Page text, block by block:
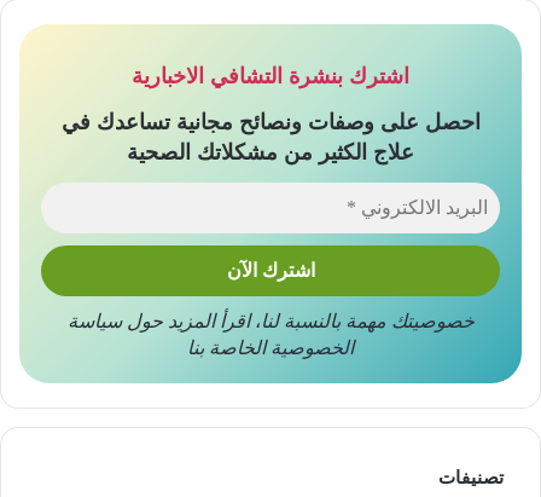
اشترك بنشرة التشافي الاخبارية
احصل على وصفات ونصائح مجانية تساعدك في
علاج الكثير من مشكلاتك الصحية
خصوصيتك مهمة بالنسبة لنا،اقرأ المزيد حولسياسة
الخصوصيةالخاصة بنا
تصنيفات